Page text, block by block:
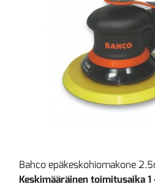
Bahco epäkeskohiomakone
Keskimääräinen toimitusaika